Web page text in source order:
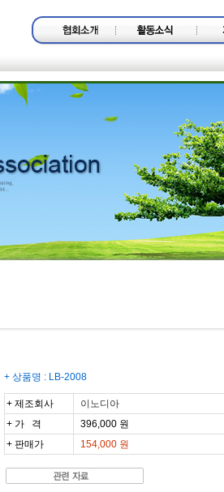
+ 상품명 : LB-2008
+ 제조회사
이노디아
+ 가 격
396,000 원
+ 판매가
154,000 원